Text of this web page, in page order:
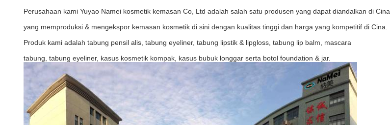
Perusahaan kami Yuyao Namei kosmetik kemasan Co, Ltd adalah salah satu produsen yang dapat diandalkan di Cina,
yang memproduksi & mengekspor kemasan kosmetik di sini dengan kualitas tinggi dan harga yang kompetitif di Cina.
Produk kami adalah tabung pensil alis, tabung eyeliner, tabung lipstik & lipgloss, tabung lip balm, mascara
tabung, tabung eyeliner, kasus kosmetik kompak, kasus bubuk longgar serta botol foundation & jar.